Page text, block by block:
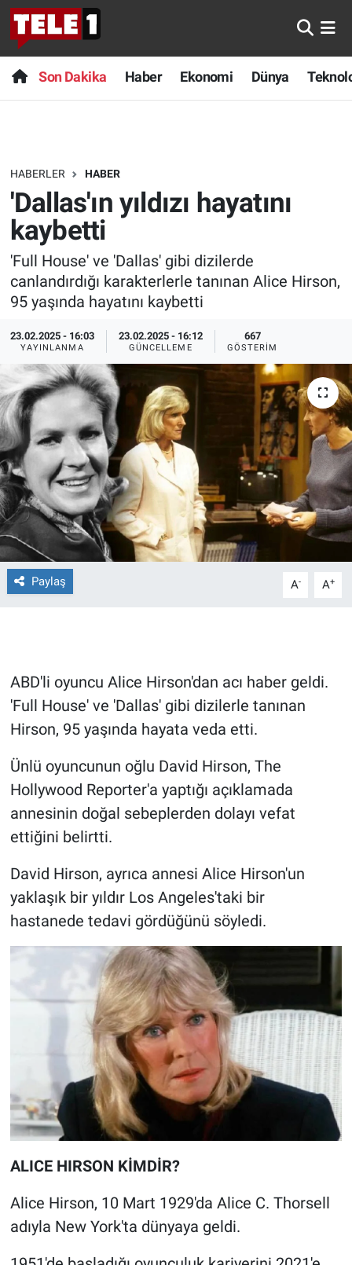
Son Dakika Haber Ekonomi Dünya
HABERLER HABER
'Dallas'ın yıldızı hayatını
kaybetti
'Full House' ve 'Dallas' gibi dizilerde
canlandırdığı karakterlerle tanınan Alice Hirson,
95 yaşında hayatını kaybetti
23.02.2025 - 16:03
YAYINLANMA
23.02.2025 - 16:12
GÜNCELLEME
667
GÖSTERIM
Paylaş A- A+
ABD'li oyuncu Alice Hirson'dan acı haber geldi.
'Full House' ve 'Dallas' gibi dizilerle tanınan
Hirson, 95 yaşında hayata veda etti.
Ünlü oyuncunun oğlu David Hirson, The
Hollywood Reporter'a yaptığı açıklamada
annesinin doğal sebeplerden dolayı vefat
ettiğini belirtti.
David Hirson, ayrıca annesi Alice Hirson'un
yaklaşık bir yıldır Los Angeles'taki bir
hastanede tedavi gördüğünü söyledi.
ALICE HIRSON KİMDİR?
Alice Hirson, 10 Mart 1929'da Alice C. Thorsell
adıyla New York'ta dünyaya geldi.
Anında Manşet
Başka Sohbetler
Bilim turu
Bilim ve Teknoloji Evreni
Doğa Konuşuyor
Dünya
Ege Saati
Ege'den Esintiler
Eğitim
Eğlence
Ekonomi
Forum
Gerçeğin İzinde
Gün Ortası
Gündem Özel
Günün görüntüsü
Haber
Kimdir
Kültür Sanat
Ne demişti
Popüler
Programlar
Spor
Teknoloji
Son Dakika
Haber
Dünya
Teknoloji
Sağlık
Spor
Yayın Akışı
İletişim
Nöbetçi Eczaneler
Hava Durumu
Trafik Durumu
Süper Lig Puan Durumu ve Fikstür
Tüm Manşetler
Son Dakika Haberleri
Haber Arşivi